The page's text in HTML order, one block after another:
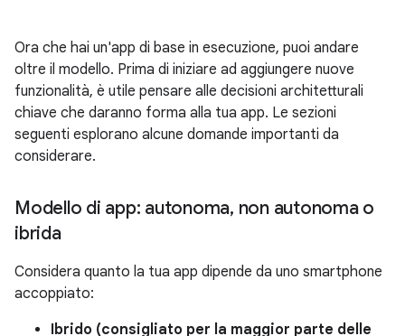
Ora che hai un'app di base in esecuzione, puoi andare
oltre il modello. Prima di iniziare ad aggiungere nuove
funzionalità, è utile pensare alle decisioni architetturali
chiave che daranno forma alla tua app. Le sezioni
seguenti esplorano alcune domande importanti da
considerare.
Modello di app: autonoma, non autonoma o
ibrida
Considera quanto la tua app dipende da uno smartphone
accoppiato:
Ibrido (consigliato per la maggior parte delle